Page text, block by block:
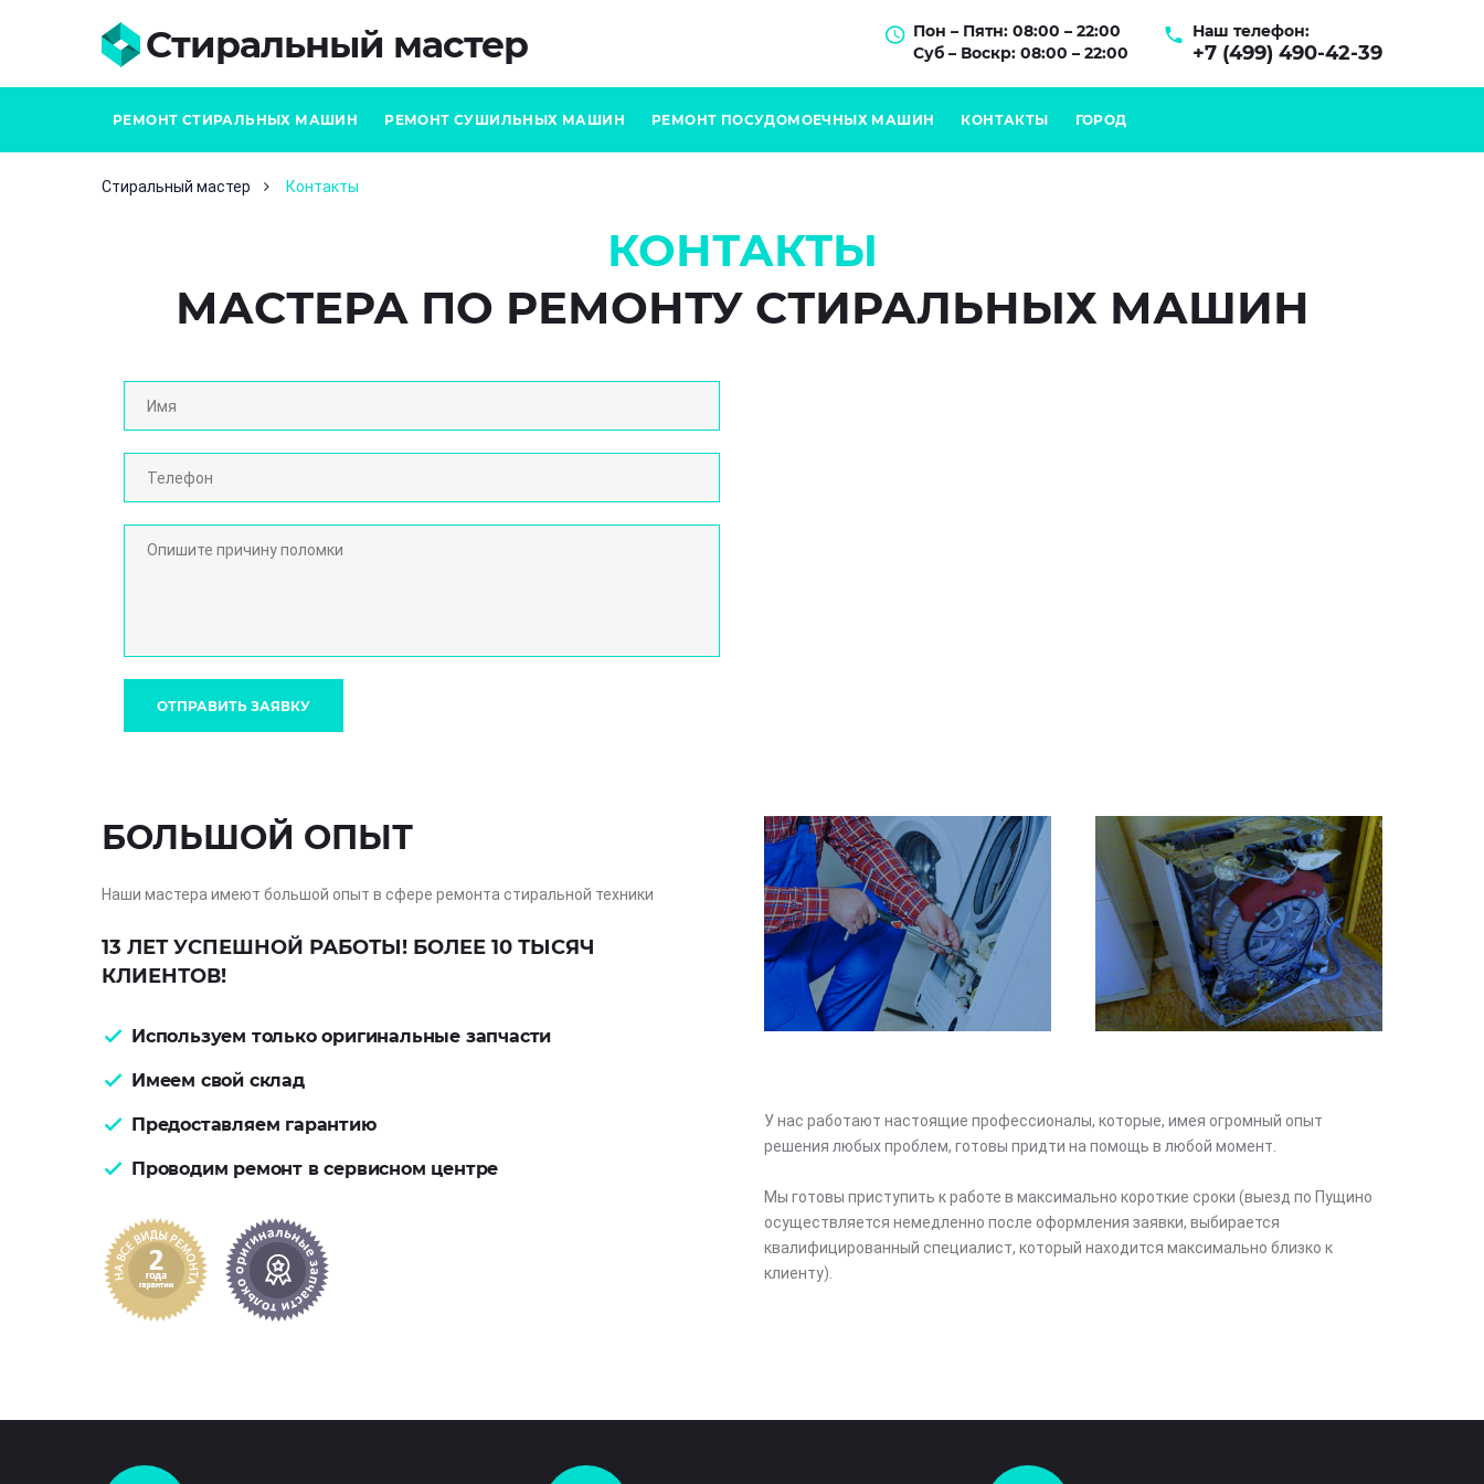
Стиральный мастер Наш телефон:
+7 (499) 490-42-39
Пон – Пятн: 08:00 – 22:00
Суб – Воскр: 08:00 – 22:00
РЕМОНТ СТИРАЛЬНЫХ МАШИН РЕМОНТ СУШИЛЬНЫХ МАШИН РЕМОНТ ПОСУДОМОЕЧНЫХ МАШИН КОНТАКТЫ ГОРОД
Стиральный мастер Контакты
КОНТАКТЫ
МАСТЕРА ПО РЕМОНТУ СТИРАЛЬНЫХ МАШИН
ОТПРАВИТЬ ЗАЯВКУ
БОЛЬШОЙ ОПЫТ
Наши мастера имеют большой опыт в сфере ремонта стиральной техники
13 ЛЕТ УСПЕШНОЙ РАБОТЫ! БОЛЕЕ 10 ТЫСЯЧ
КЛИЕНТОВ!
Используем только оригинальные запчасти
Имеем свой склад
Предоставляем гарантию
Проводим ремонт в сервисном центре
У нас работают настоящие профессионалы, которые, имея огромный опыт
решения любых проблем, готовы придти на помощь в любой момент.
Мы готовы приступить к работе в максимально короткие сроки (выезд по Пущино
осуществляется немедленно после оформления заявки, выбирается
квалифицированный специалист, который находится максимально близко к
клиенту).